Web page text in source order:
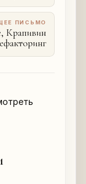
и Биван
ПИСЬМО
Крапивин